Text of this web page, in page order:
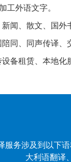
工外语文字。
闻、散文、国
同、同声传译
备租赁、本地化
服务涉及到以下
大利语翻译